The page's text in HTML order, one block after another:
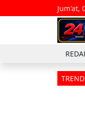
Jum'at,